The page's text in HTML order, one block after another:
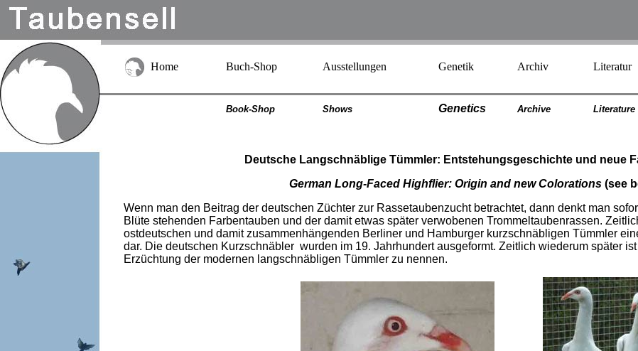
Home Buch-Shop Ausstellungen Genetik Archiv Literatur
Book-Shop Shows Genetics Archive Literature
Deutsche Langschnäblige Tümmler: Entstehungsgeschichte und neue
German Long-Faced Highflier: Origin and new Colorations (see
Wenn man den Beitrag der deutschen Züchter zur Rassetaubenzucht betrachtet, dann denkt man
Blüte stehenden Farbentauben und der damit etwas später verwobenen Trommeltaubenrassen.
ostdeutschen und damit zusammenhängenden Berliner und Hamburger kurzschnäbligen Tümmler
dar. Die deutschen Kurzschnäbler wurden im 19. Jahrhundert ausgeformt. Zeitlich wiederum später
Erzüchtung der modernen langschnäbligen Tümmler zu nennen.